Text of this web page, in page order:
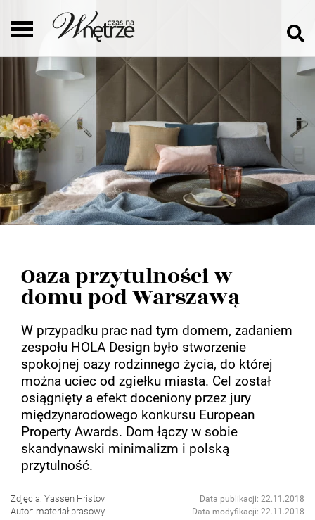
Oaza przytulności w
domu pod Warszawą
W przypadku prac nad tym domem, zadaniem
zespołu HOLA Design było stworzenie
spokojnej oazy rodzinnego życia, do której
można uciec od zgiełku miasta. Cel został
osiągnięty a efekt doceniony przez jury
międzynarodowego konkursu European
Property Awards. Dom łączy w sobie
skandynawski minimalizm i polską
przytulność.
Zdjęcia: Yassen Hristov
Autor: materiał prasowy
Data publikacji: 22.11.2018
Data modyfikacji: 22.11.2018